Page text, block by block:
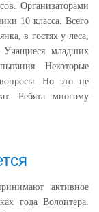
Организаторами
10 класса. Всего
в гостях у леса,
младших
Некоторые
Но это не
Ребята многому
активное
года Волонтера.